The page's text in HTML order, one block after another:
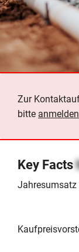
Zur
bitte
Key Facts
Jahresumsatz